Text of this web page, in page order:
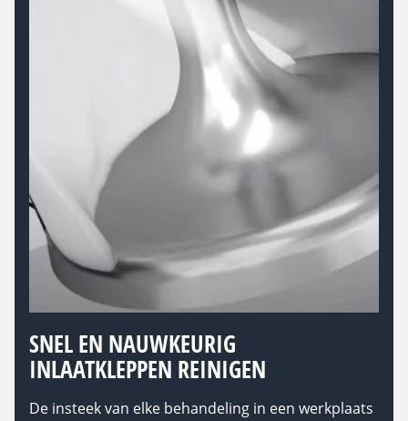
SNEL EN NAUWKEURIG
INLAATKLEPPEN REINIGEN
De insteek van elke behandeling in een werkplaats